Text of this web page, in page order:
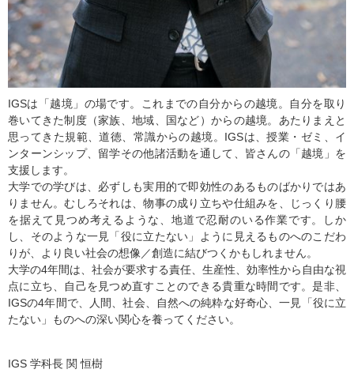
IGSは「越境」の場です。これまでの自分からの越境。自分を取り
巻いてきた制度（家族、地域、国など）からの越境。あたりまえと
思ってきた規範、道徳、常識からの越境。IGSは、授業・ゼミ、イ
ンターンシップ、留学その他諸活動を通して、皆さんの「越境」を
支援します。
大学での学びは、必ずしも実用的で即効性のあるものばかりではあ
りません。むしろそれは、物事の成り立ちや仕組みを、じっくり腰
を据えて見つめ考えるような、地道で忍耐のいる作業です。しか
し、そのような一見「役に立たない」ように見えるものへのこだわ
りが、より良い社会の想像／創造に結びつくかもしれません。
大学の4年間は、社会が要求する責任、生産性、効率性から自由な視
点に立ち、自己を見つめ直すことのできる貴重な時間です。是非、
IGSの4年間で、人間、社会、自然への純粋な好奇心、一見「役に立
たない」ものへの深い関心を養ってください。
IGS 学科長 関 恒樹